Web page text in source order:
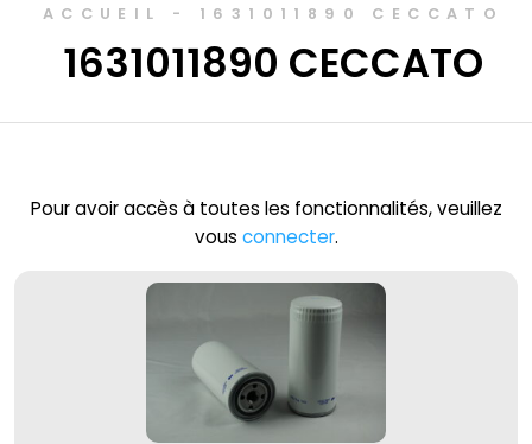
ACCUEIL - 1631011890 CECCATO
1631011890 CECCATO
Pour avoir accès à toutes les fonctionnalités, veuillez
vous connecter.